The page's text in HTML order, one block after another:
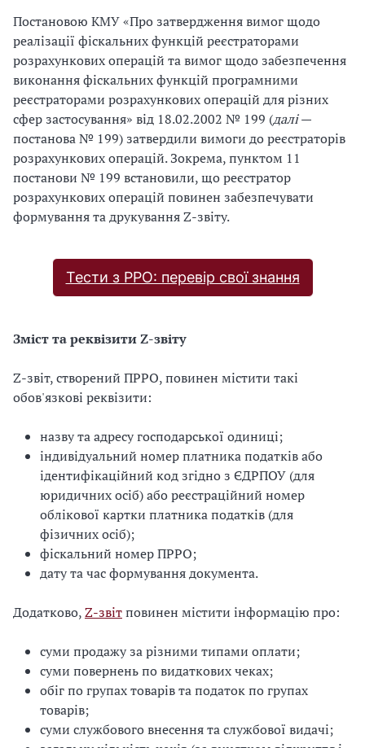
Постановою КМУ «Про затвердження вимог щодо
реалізації фіскальних функцій реєстраторами
розрахункових операцій та вимог щодо забезпечення
виконання фіскальних функцій програмними
реєстраторами розрахункових операцій для різних
сфер застосування» від 18.02.2002 № 199 (далі—
постанова № 199) затвердили вимоги до реєстраторів
розрахункових операцій. Зокрема, пунктом 11
постанови № 199 встановили, що реєстратор
розрахункових операцій повинен забезпечувати
формування та друкування Z-звіту.
Тести з РРО: перевір свої знання
Зміст та реквізити Z-звіту
Z-звіт, створений ПРРО, повинен містити такі
обов'язкові реквізити:
назву та адресу господарської одиниці;
індивідуальний номер платника податків або
ідентифікаційний код згідно з ЄДРПОУ (для
юридичних осіб) або реєстраційний номер
облікової картки платника податків (для
фізичних осіб);
фіскальний номер ПРРО;
дату та час формування документа.
Додатково,Z-звітповинен містити інформацію про:
суми продажу за різними типами оплати;
суми повернень по видаткових чеках;
обіг по групах товарів та податок по групах
товарів;
суми службового внесення та службової видачі;